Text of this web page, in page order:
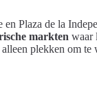
en Plaza de la
markten waar
plekken om te